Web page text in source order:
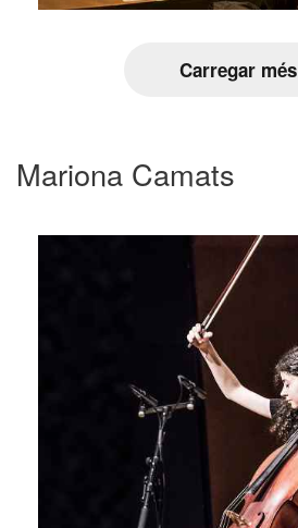
Carregar més
Mariona Camats